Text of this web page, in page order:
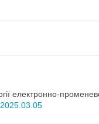
електронно-